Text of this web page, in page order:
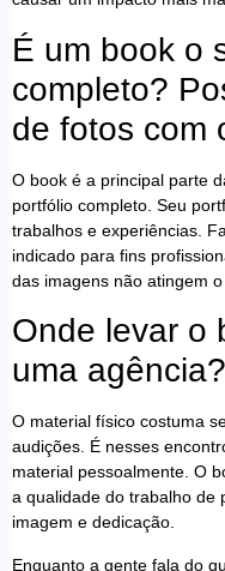
É um book o
completo?
de fotos com
O book é a principal parte
portfólio completo. Seu
trabalhos e experiências.
indicado para fins
das imagens não atingem
Onde levar o
uma agência?
O material físico costuma
audições. É nesses
material pessoalmente. O
a qualidade do trabalho de
imagem e dedicação.
Enquanto a gente fala do